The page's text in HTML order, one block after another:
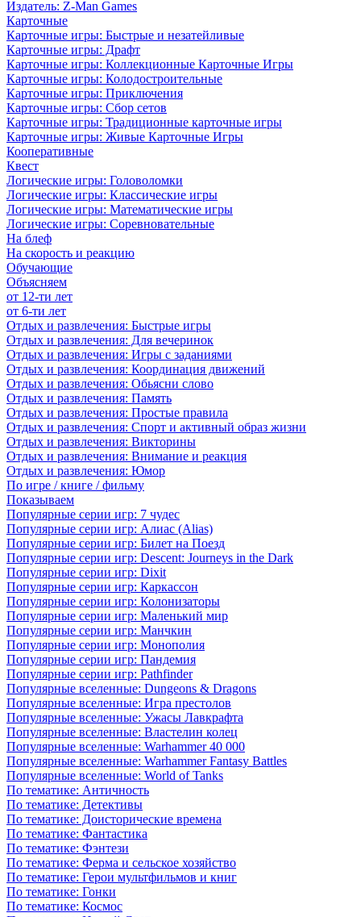
Издатель: Z-Man Games
Карточные
Карточные игры: Быстрые и незатейливые
Карточные игры: Драфт
Карточные игры: Коллекционные Карточные Игры
Карточные игры: Колодостроительные
Карточные игры: Приключения
Карточные игры: Сбор сетов
Карточные игры: Традиционные карточные игры
Карточные игры: Живые Карточные Игры
Кооперативные
Квест
Логические игры: Головоломки
Логические игры: Классические игры
Логические игры: Математические игры
Логические игры: Соревновательные
На блеф
На скорость и реакцию
Обучающие
Объясняем
от 12-ти лет
от 6-ти лет
Отдых и развлечения: Быстрые игры
Отдых и развлечения: Для вечеринок
Отдых и развлечения: Игры с заданиями
Отдых и развлечения: Координация движений
Отдых и развлечения: Обьясни слово
Отдых и развлечения: Память
Отдых и развлечения: Простые правила
Отдых и развлечения: Спорт и активный образ жизни
Отдых и развлечения: Викторины
Отдых и развлечения: Внимание и реакция
Отдых и развлечения: Юмор
По игре / книге / фильму
Показываем
Популярные серии игр: 7 чудес
Популярные серии игр: Алиас (Alias)
Популярные серии игр: Билет на Поезд
Популярные серии игр: Descent: Journeys in the Dark
Популярные серии игр: Dixit
Популярные серии игр: Каркассон
Популярные серии игр: Колонизаторы
Популярные серии игр: Маленький мир
Популярные серии игр: Манчкин
Популярные серии игр: Монополия
Популярные серии игр: Пандемия
Популярные серии игр: Pathfinder
Популярные вселенные: Dungeons & Dragons
Популярные вселенные: Игра престолов
Популярные вселенные: Ужасы Лавкрафта
Популярные вселенные: Властелин колец
Популярные вселенные: Warhammer 40 000
Популярные вселенные: Warhammer Fantasy Battles
Популярные вселенные: World of Tanks
По тематике: Античность
По тематике: Детективы
По тематике: Доисторические времена
По тематике: Фантастика
По тематике: Фэнтези
По тематике: Ферма и сельское хозяйство
По тематике: Герои мультфильмов и книг
По тематике: Гонки
По тематике: Космос